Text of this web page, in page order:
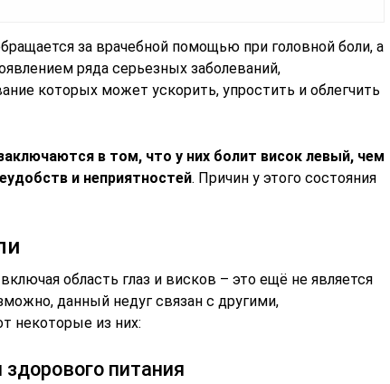
за врачебной помощью при головной боли, а
ряда серьезных заболеваний,
которых может ускорить, упростить и облегчить
в том, что у них болит висок левый, чем
и неприятностей. Причин у этого состояния
область глаз и висков – это ещё не является
данный недуг связан с другими,
некоторые из них:
питания